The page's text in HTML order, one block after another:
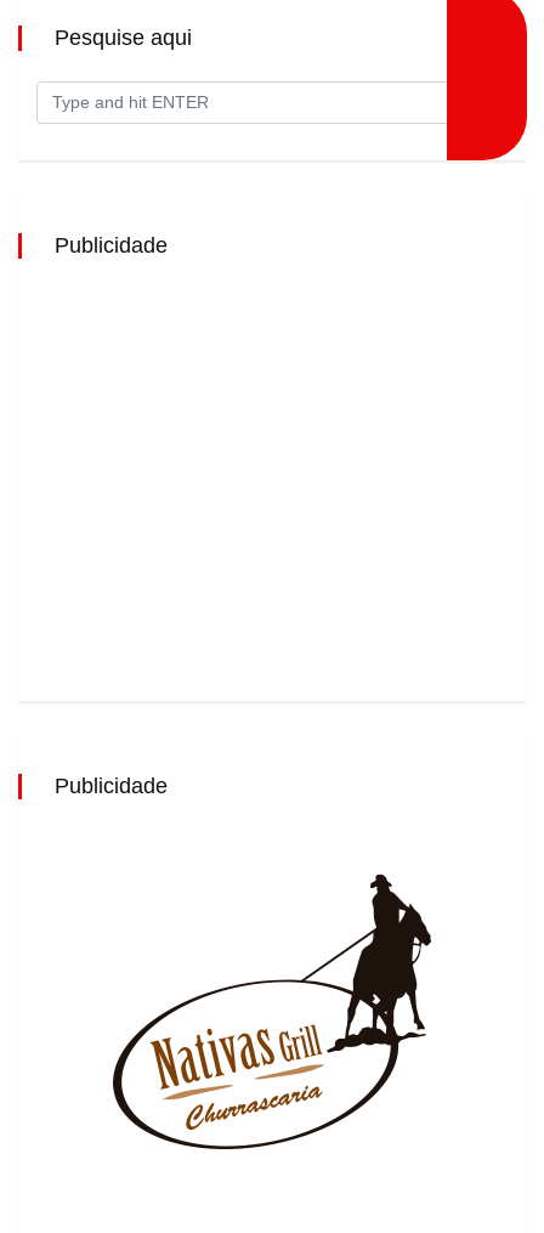
Pesquise aqui
Publicidade
Publicidade